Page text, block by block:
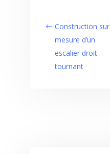
Construction sur
mesure d’un
escalier droit
tournant